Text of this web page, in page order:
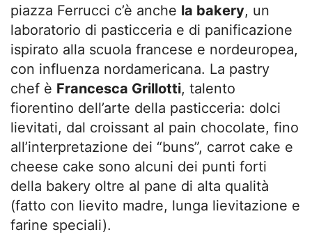
piazza Ferrucci c’è anche la bakery, un
laboratorio di pasticceria e di panificazione
ispirato alla scuola francese e nordeuropea,
con influenza nordamericana. La pastry
chef è Francesca Grillotti, talento
fiorentino dell’arte della pasticceria: dolci
lievitati, dal croissant al pain chocolate, fino
all’interpretazione dei “buns”, carrot cake e
cheese cake sono alcuni dei punti forti
della bakery oltre al pane di alta qualità
(fatto con lievito madre, lunga lievitazione e
farine speciali).